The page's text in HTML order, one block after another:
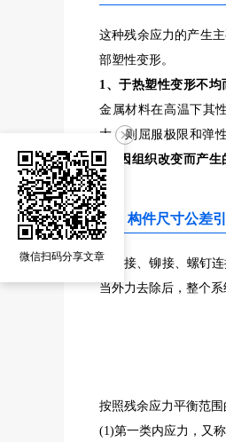
这种残余应力的产生
部塑性变形。
1、于热塑性变形不
金属材料在高温下其
大，则屈服极限和弹
2、因组织改变而产生
三、构件尺寸公差
在焊接、铆接、螺钉
当外力去除后，整个
按照残余应力平衡范
(1)第一类内应力，又
微信扫码分享文章